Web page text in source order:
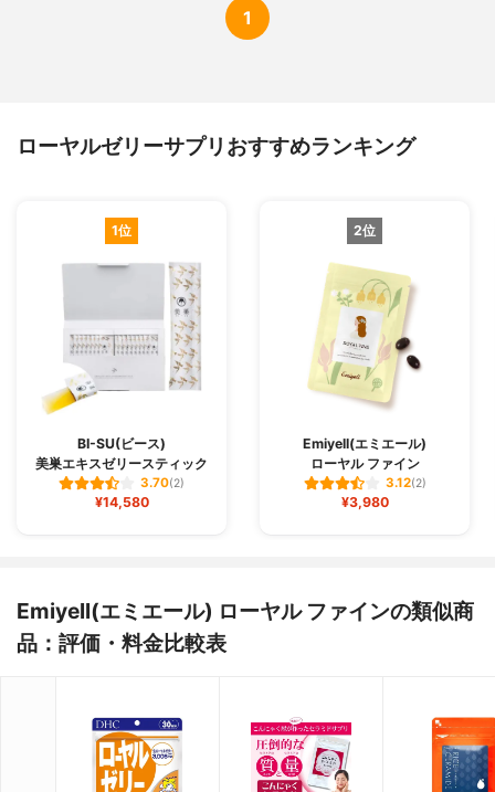
1
ローヤルゼリーサプリおすすめランキング
1位
BI-SU(ビース)
美巣エキスゼリースティック
3.70(2)
¥14,580
2位
Emiyell(エミエール)
ローヤル ファイン
3.12(2)
¥3,980
Emiyell(エミエール) ローヤル ファインの類似商
品：評価・料金比較表